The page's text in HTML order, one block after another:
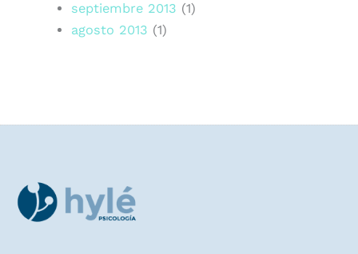
septiembre 2013 (1)
agosto 2013 (1)